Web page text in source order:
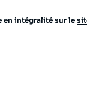
en intégralité sur le